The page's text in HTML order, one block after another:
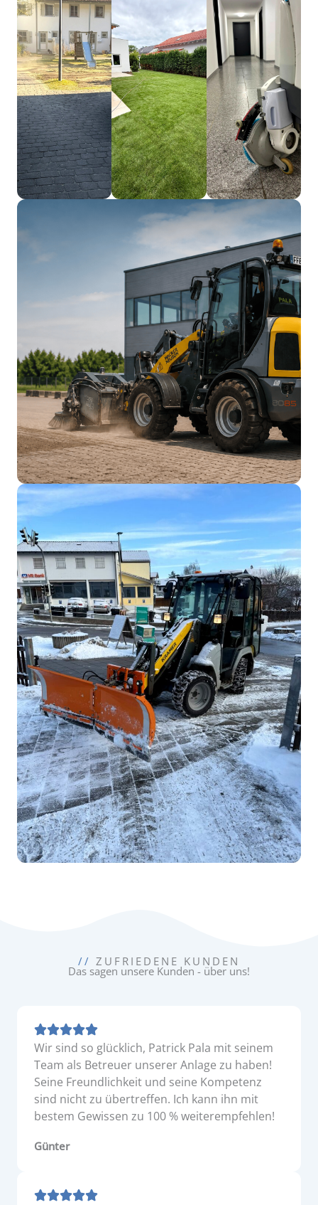
// ZUFRIEDENE KUNDEN
Das sagen unsere Kunden - über uns!
Wir sind so glücklich, Patrick Pala mit seinem
Team als Betreuer unserer Anlage zu haben!
Seine Freundlichkeit und seine Kompetenz
sind nicht zu übertreffen. Ich kann ihn mit
bestem Gewissen zu 100 % weiterempfehlen!
Günter